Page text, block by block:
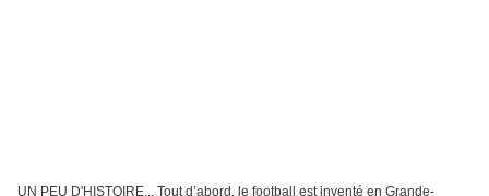
UN PEU D'HISTOIRE... Tout d’abord, le football est inventé en Grande-